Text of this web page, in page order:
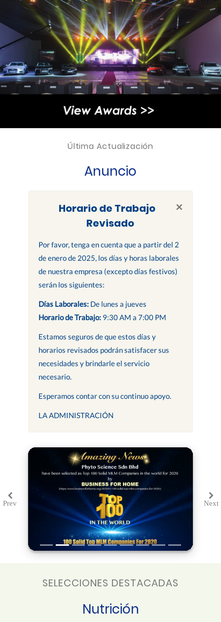
Última Actualización
Anuncio
×
Horario de Trabajo
Revisado
Por favor, tenga en cuenta que a partir del 2
de enero de 2025, los días y horas laborales
de nuestra empresa (excepto días festivos)
serán los siguientes:
Días Laborales:De lunes a jueves
Horario de Trabajo: 9:30 AM a 7:00 PM
Estamos seguros de que estos días y
horarios revisados podrán satisfacer sus
necesidades y brindarle el servicio
necesario.
Esperamos contar con su continuo apoyo.
LA ADMINISTRACIÓN
PrevPrevious Next
SELECCIONES DESTACADAS
Nutrición